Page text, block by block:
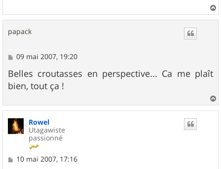
a
papack
M
s
s
a
e
09 mai 2007, 19:20
Belles croutasses en perspective... Ca me plaît
bien, tout ça !
a
Rowel
Utagawiste
passionné
M10 mai 2007, 17:16